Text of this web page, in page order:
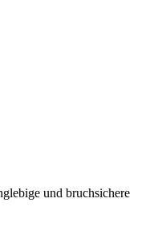
und bruchsichere